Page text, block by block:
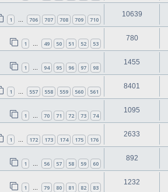
1 … 706 707 708 709 710
10639
1 … 49 50 51 52 53
780
1 … 94 95 96 97 98
1455
1 … 557 558 559 560 561
8401
1 … 70 71 72 73 74
1095
1 … 172 173 174 175 176
2633
1 … 56 57 58 59 60
892
1 … 79 80 81 82 83
1232